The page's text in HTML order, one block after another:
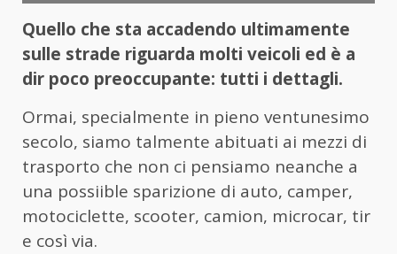
Quello che sta accadendo ultimamente
sulle strade riguarda molti veicoli ed è a
dir poco preoccupante: tutti i dettagli.
Ormai, specialmente in pieno ventunesimo
secolo, siamo talmente abituati ai mezzi di
trasporto che non ci pensiamo neanche a
una possiible sparizione di auto, camper,
motociclette, scooter, camion, microcar, tir
e così via.